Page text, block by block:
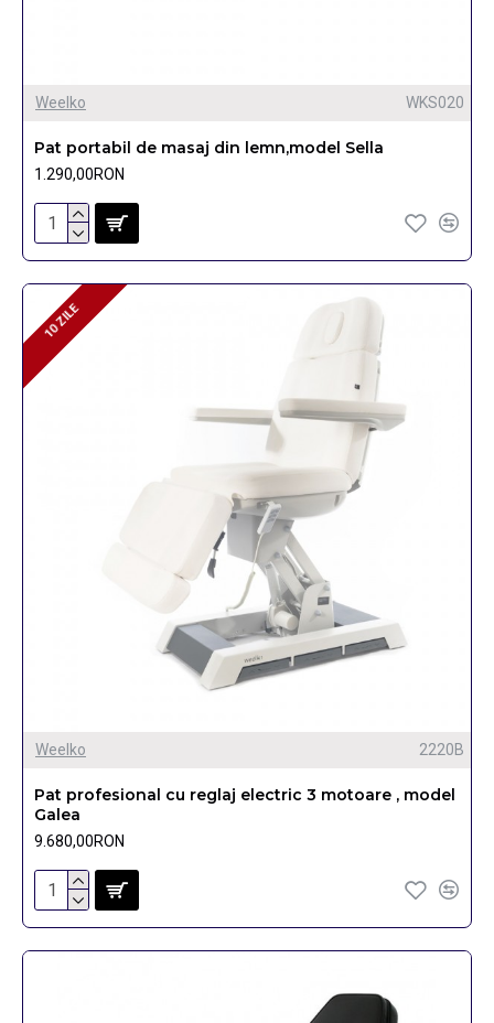
Weelko WKS020
Pat portabil de masaj din lemn,model Sella
1.290,00RON
10 ZILE
10 ZILE
Weelko 2220B
Pat profesional cu reglaj electric 3 motoare , model
Galea
9.680,00RON